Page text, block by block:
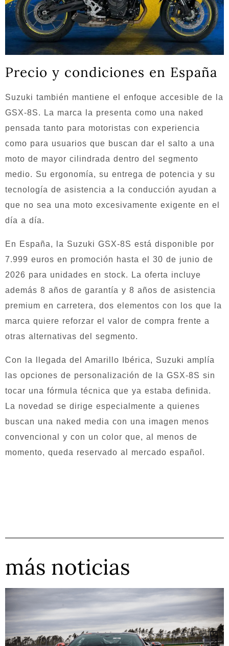
Precio y condiciones en España
Suzuki también mantiene el enfoque accesible de la
GSX-8S. La marca la presenta como una naked
pensada tanto para motoristas con experiencia
como para usuarios que buscan dar el salto a una
moto de mayor cilindrada dentro del segmento
medio. Su ergonomía, su entrega de potencia y su
tecnología de asistencia a la conducción ayudan a
que no sea una moto excesivamente exigente en el
día a día.
En España, la Suzuki GSX-8S está disponible por
7.999 euros en promoción hasta el 30 de junio de
2026 para unidades en stock. La oferta incluye
además 8 años de garantía y 8 años de asistencia
premium en carretera, dos elementos con los que la
marca quiere reforzar el valor de compra frente a
otras alternativas del segmento.
Con la llegada del Amarillo Ibérica, Suzuki amplía
las opciones de personalización de la GSX-8S sin
tocar una fórmula técnica que ya estaba definida.
La novedad se dirige especialmente a quienes
buscan una naked media con una imagen menos
convencional y con un color que, al menos de
momento, queda reservado al mercado español.
más noticias